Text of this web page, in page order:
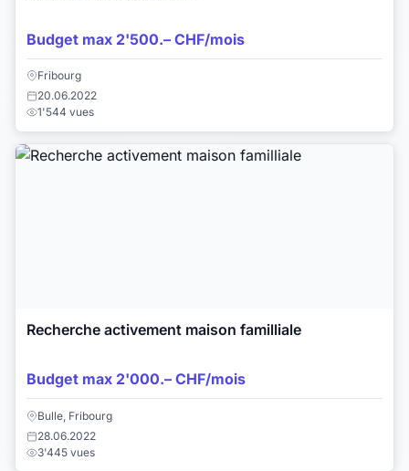
Budget max 2'500.– CHF/mois
Fribourg
20.06.2022
1'544 vues
Recherche activement maison familliale
Budget max 2'000.– CHF/mois
Bulle, Fribourg
28.06.2022
3'445 vues